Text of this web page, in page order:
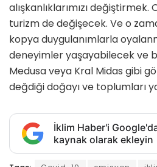
alışkanlıklarımızı
turizm de değişecek. Ve o
kopya duygulanımlarla
deneyimler yaşayabilecek ve
Medusa veya Kral Midas gibi
değdiği doğayı ve toplumları
İklim Haber'i
kaynak olarak ekleyin